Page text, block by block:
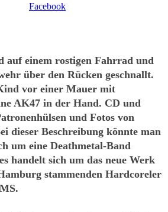
Facebook
auf einem rostigen Fahrrad und
über den Rücken geschnallt.
vor einer Mauer mit
AK47 in der Hand. CD und
und Fotos von
dieser Beschreibung könnte man
um eine Deathmetal-Band
handelt sich um das neue Werk
stammenden Hardcoreler